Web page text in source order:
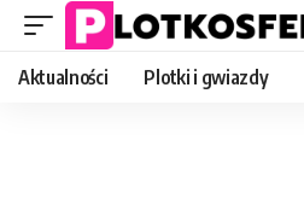
Aktualności Plotki i gwiazdy